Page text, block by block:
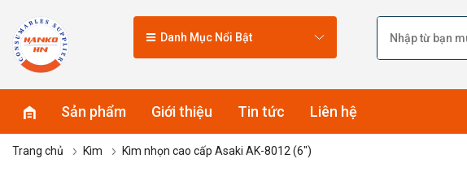
Danh Mục Nổi Bật
Sản phẩm Giới thiệu Tin tức Liên hệ
Trang chủ Kìm Kìm nhọn cao cấp Asaki AK-8012 (6″)